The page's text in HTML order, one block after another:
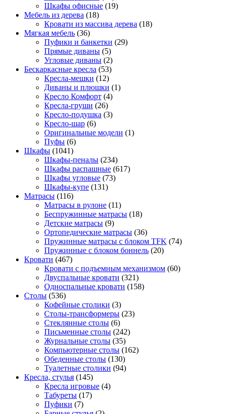
Шкафы офисные (19)
Мебель из дерева (18)
Кровати из массива дерева (18)
Мягкая мебель (36)
Пуфики и банкетки (29)
Прямые диваны (5)
Угловые диваны (2)
Бескаркасные кресла (53)
Кресла-мешки (12)
Диваны и плюшки (1)
Кресло Комфорт (4)
Кресла-груши (26)
Кресло-подушка (3)
Кресло-шар (6)
Оригинальные модели (1)
Пуфы (6)
Шкафы (1041)
Шкафы-пеналы (234)
Шкафы распашные (617)
Шкафы угловые (73)
Шкафы-купе (131)
Матрасы (116)
Матрасы в рулоне (11)
Беспружинные матрасы (18)
Детские матрасы (9)
Ортопедические матрасы (36)
Пружинные матрасы с блоком TFK (74)
Пружинные с блоком боннель (20)
Кровати (467)
Кровати с подъемным механизмом (60)
Двуспальные кровати (321)
Односпальные кровати (158)
Столы (536)
Кофейные столики (3)
Столы-трансформеры (23)
Стеклянные столы (6)
Письменные столы (242)
Журнальные столы (35)
Компьютерные столы (162)
Обеденные столы (130)
Туалетные столики (94)
Кресла, стулья (145)
Кресла игровые (4)
Табуреты (17)
Пуфики (7)